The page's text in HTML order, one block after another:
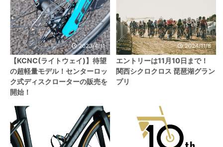
2023/4/11
【KCNC(ライトウェイ)】待望
の超軽量モデル！センターロッ
ク式ディスクローターの販売を
開始！
2024/11/8
エントリーは11月10日まで！
関西シクロクロス 琵琶湖グラン
プリ